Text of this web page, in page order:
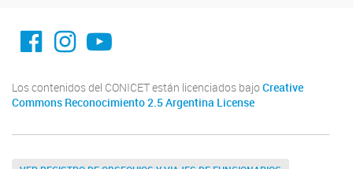
facebook imit.conicet
imit.conicet
Youtube
Los contenidos del CONICET están licenciados bajo Creative
Commons Reconocimiento 2.5 Argentina License